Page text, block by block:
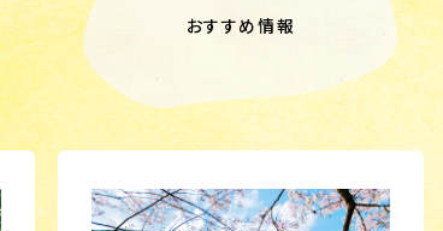
おすすめ情報